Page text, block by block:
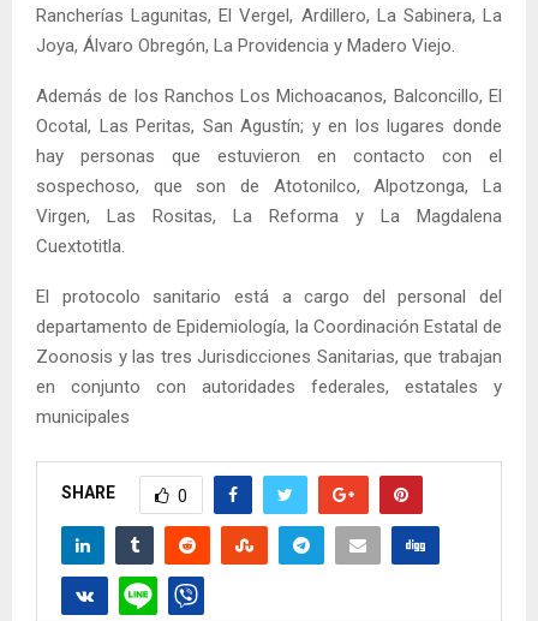
Rancherías Lagunitas, El Vergel, Ardillero, La Sabinera, La
Joya, Álvaro Obregón, La Providencia y Madero Viejo.
Además de los Ranchos Los Michoacanos, Balconcillo, El
Ocotal, Las Peritas, San Agustín; y en los lugares donde
hay personas que estuvieron en contacto con el
sospechoso, que son de Atotonilco, Alpotzonga, La
Virgen, Las Rositas, La Reforma y La Magdalena
Cuextotitla.
El protocolo sanitario está a cargo del personal del
departamento de Epidemiología, la Coordinación Estatal de
Zoonosis y las tres Jurisdicciones Sanitarias, que trabajan
en conjunto con autoridades federales, estatales y
municipales
SHARE 0